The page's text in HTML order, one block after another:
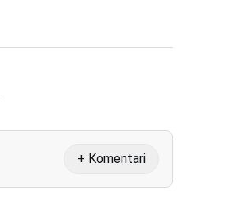
+ Komentari